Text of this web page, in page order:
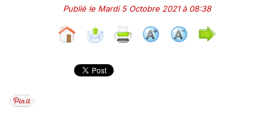
Publié le Mardi 5 Octobre 2021 à 08:38